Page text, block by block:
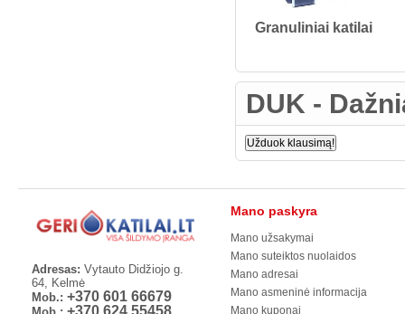
Granuliniai katilai
DUK -
Užduok klausimą!
Adresas: Vytauto Didžiojo g.
64, Kelmė
Mob.: +370 601 66679
+370 624 55458
Mano paskyra
Mano užsakymai
Mano suteiktos nuolaidos
Mano adresai
Mano asmeninė informacija
Mano kuponai